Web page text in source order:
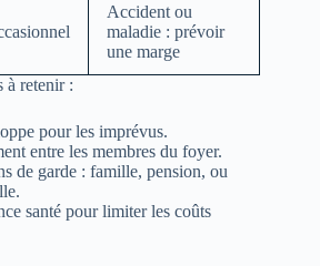
Accident ou
maladie : prévoir
une marge
à retenir :
pour les imprévus.
entre les membres du foyer.
de garde : famille, pension, ou
santé pour limiter les coûts